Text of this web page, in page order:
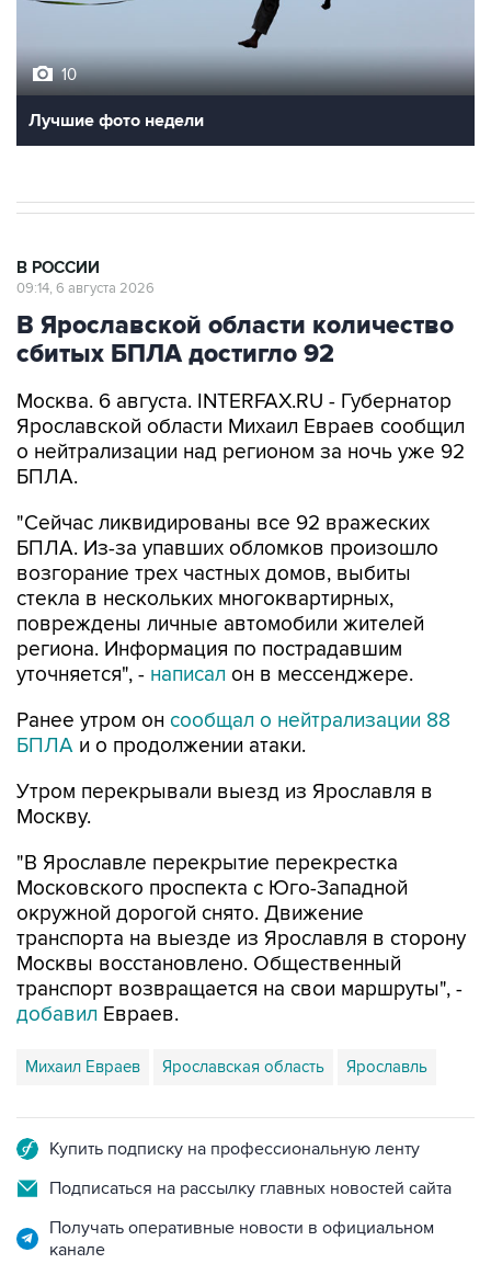
10
Лучшие фото недели
В РОССИИ
09:14, 6 августа 2026
В Ярославской области количество
сбитых БПЛА достигло 92
Москва. 6 августа. INTERFAX.RU - Губернатор
Ярославской области Михаил Евраев сообщил
о нейтрализации над регионом за ночь уже 92
БПЛА.
"Сейчас ликвидированы все 92 вражеских
БПЛА. Из-за упавших обломков произошло
возгорание трех частных домов, выбиты
стекла в нескольких многоквартирных,
повреждены личные автомобили жителей
региона. Информация по пострадавшим
уточняется", - написал он в мессенджере.
Ранее утром он сообщал о нейтрализации 88
БПЛА и о продолжении атаки.
Утром перекрывали выезд из Ярославля в
Москву.
"В Ярославле перекрытие перекрестка
Московского проспекта с Юго-Западной
окружной дорогой снято. Движение
транспорта на выезде из Ярославля в сторону
Москвы восстановлено. Общественный
транспорт возвращается на свои маршруты", -
добавил Евраев.
Михаил Евраев Ярославская область Ярославль
Купить подписку на профессиональную ленту
Подписаться на рассылку главных новостей сайта
Получать оперативные новости в официальном
канале